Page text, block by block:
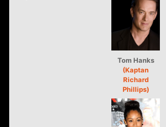
Tom Hanks
(Kaptan
Richard
Phillips)